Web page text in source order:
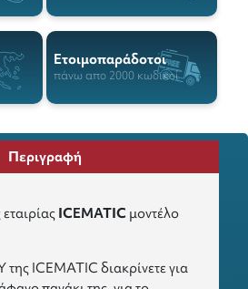
Ετοιμοπαράδοτοι
πάνω απο 2000 κωδικοί
Περιγραφή
ΙCEMATIC μοντέλο
της ICEMATIC διακρίνετε για